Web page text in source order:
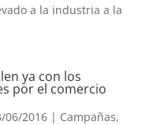
a la industria a la
ya con los
por el comercio
06/2016 | Campañas,